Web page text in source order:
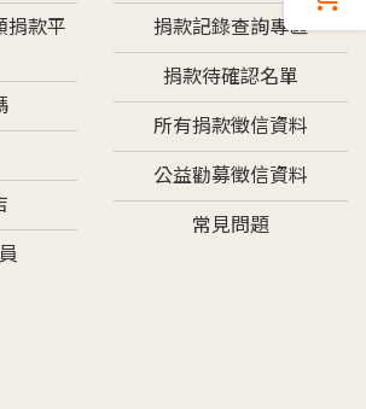
捐款平
捐款記錄查詢專區
捐款待確認名單
所有捐款徵信資料
公益勸募徵信資料
常見問題